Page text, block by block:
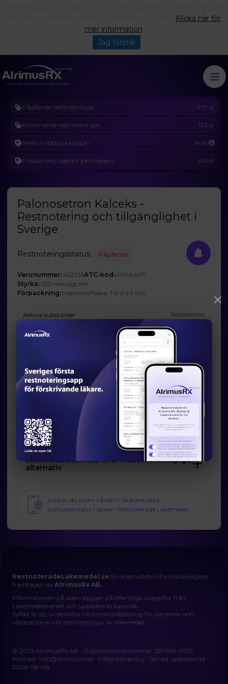
Pågående restnoteringar 979 st
Kommande restnoteringar 132 st
Mest drabbad kategori N06
Försäljning upphör permanent 614 st
Palonosetron Kalceks -
Restnotering och tillgänglighet i
Sverige
Restnoteringsstatus: Pågående
Varunummer: 432235ATC-kod:A04AA05
Styrka: 250 mikrogram
Förpackning: Injektionsflaska, 1 st (1 x 5 ml)
Aktiva substanser Palonosetron
Företag AS KALCEKS
Prognos och förväntad tillgänglighet
Startdatum:2026-06-01
Slutdatum:2026-12-15
Orsak till restsituation
Oväntat stor efterfrågan på läkemedlet
Läkemedelsverkets information om möjliga
alternativ
Jobbar du inom vården? Se eventuella
licensalternativ i appen Restnoterade Läkemedel
RestnoteradeLakemedel.se En kostnadsfri informationstjänst
framtagen avAtrimusRx AB.
Informationen på sidan bygger på offentliga uppgifter från
Läkemedelsverket och uppdateras löpande.
Syftet är att underlätta informationssökning för patienter och
vårdpersonal vid restnoteringar av läkemedel.
© 2025 AtrimusRx AB · Organisationsnummer: 559066-0725
Kontakt: info@atrimusrx.se · Integritetspolicy · Senast uppdaterad:
2026-08-08
Klicka här för
mer information
Jag förstår